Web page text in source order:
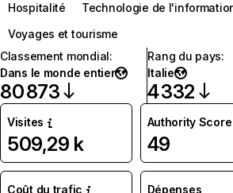
Hospitalité
Technologie de
Voyages et tourisme
Classement mondial:
Dans le monde entier
80 873
Rang du pays:
Italie
4 332
Visites
509,29 k
Authority Score
49
Coût du trafic
Dépenses